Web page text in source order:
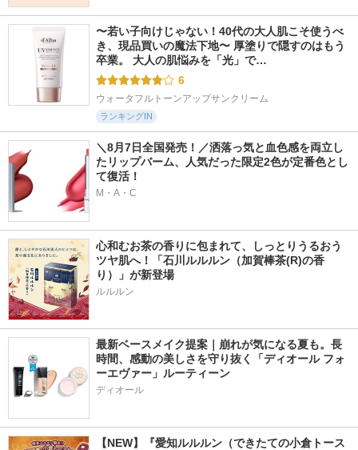
〜若い子向けじゃない！40代の大人肌こそ使うべ
き、現品買いの魔法下地〜 厚塗りで隠すのはもう
卒業。 大人の肌悩みを「光」で…
6
ウォータフルトーンアップサンクリーム
ランキングIN
＼8月7日全国発売！／洒落っ気と血色感を両立し
たリップバーム、人気だった限定2色が定番色とし
て復活！
M・A・C
心和むお茶の香りに包まれて、しっとりうるおう
ツヤ肌へ！「石川ルルルン（加賀棒茶(R)の香
り）」が新登場
最新ベースメイク提案｜崩れが気になる夏も。長
時間、感動の美しさを守り抜く「ディオール フォ
ーエヴァー」ルーティーン
ディオール
【NEW】『愛知ルルルン（できたての小倉トース